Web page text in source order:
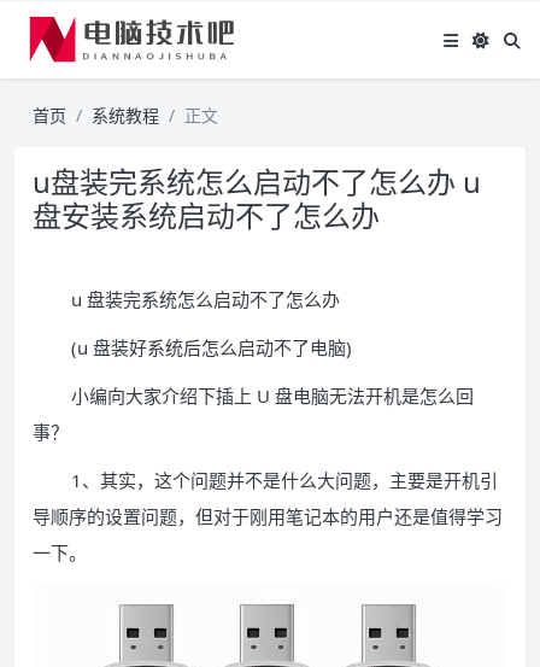
首页 系统教程 正文
u盘装完系统怎么启动不了怎么办 u
盘安装系统启动不了怎么办
u 盘装完系统怎么启动不了怎么办
(u 盘装好系统后怎么启动不了电脑)
小编向大家介绍下插上 U 盘电脑无法开机是怎么回
事？
1、其实，这个问题并不是什么大问题，主要是开机引
导顺序的设置问题，但对于刚用笔记本的用户还是值得学习
一下。